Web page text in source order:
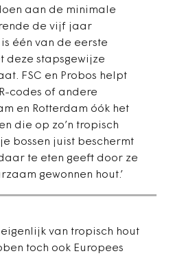
aan de minimale
de vijf jaar
één van de eerste
deze stapsgewijze
FSC en Probos helpt
codes of andere
en Rotterdam óók het
die op zo’n tropisch
bossen juist beschermt
te eten geeft door ze
gewonnen hout.’
van tropisch hout
toch ook Europees